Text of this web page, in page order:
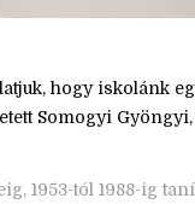
hogy iskolánk
Somogyi
1953-tól 1988-ig